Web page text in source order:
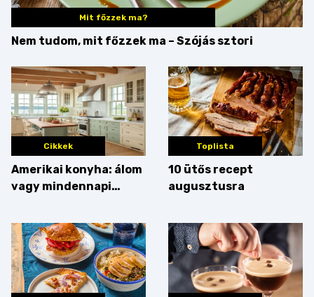
Mit főzzek ma?
Nem tudom, mit főzzek ma – Szójás sztori
Cikkek
Amerikai konyha: álom
vagy mindennapi
az érveket
Toplista
10 ütős recept
augusztusra